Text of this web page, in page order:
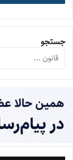
جستجو